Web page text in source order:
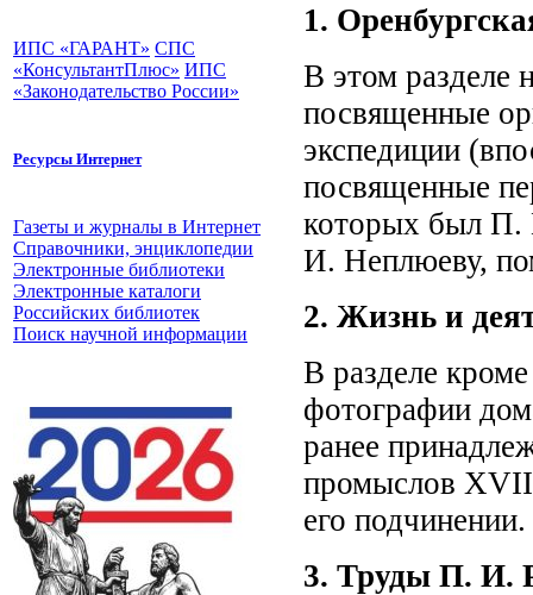
ИПС «ГАРАНТ» СПС
«КонсультантПлюс» ИПС
«Законодательство России»
Ресурсы Интернет
Газеты и журналы в Интернет
Справочники, энциклопедии
Электронные библиотеки
Электронные каталоги
Российских библиотек
Поиск научной информации
1.
В этом разделе
посвященные
экспедиции
посвященные
которых был
И. Неплюеву,
2. Жизнь и
В разделе
фотографии
ранее
промыслов
его подчинении.
3. Труды П. И.